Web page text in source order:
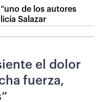
“uno de los autores
Salazar
el dolor
fuerza,